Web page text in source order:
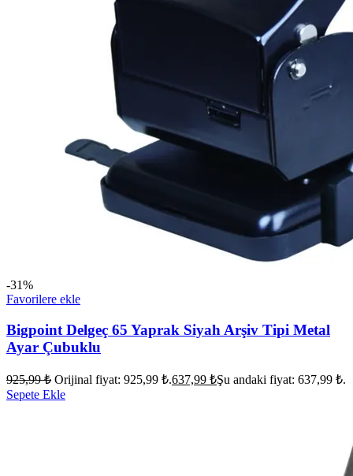
-31%
Favorilere ekle
Bigpoint Delgeç 65 Yaprak Siyah Arşiv Tipi Metal
Ayar Çubuklu
925,99₺ Orijinal fiyat: 925,99 ₺.637,99 ₺Şu andaki fiyat: 637,99 ₺.
Sepete Ekle